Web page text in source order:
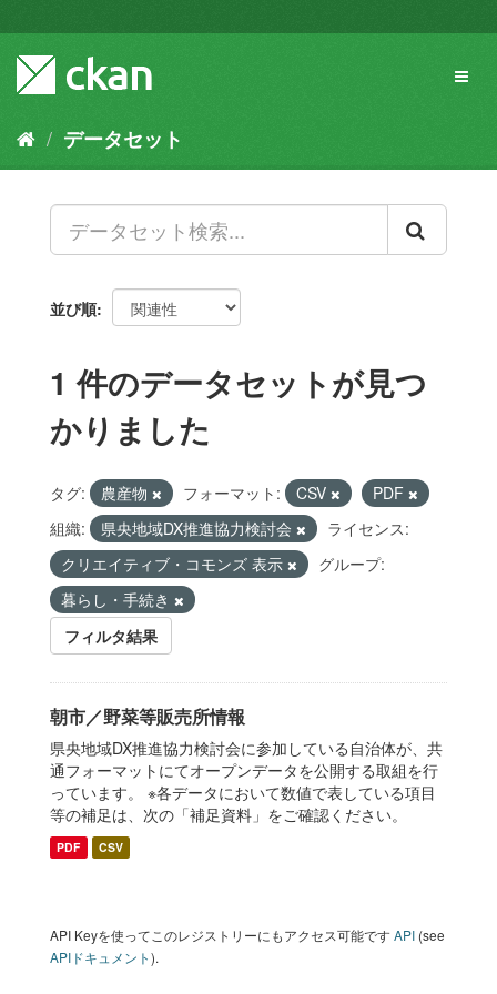
キ
容
データセット
並び順
1 件のデータセットが見つ
かりました
タグ: 農産物 フォーマット: CSV
PDF
組織:
県央地域DX推進協力検討会
ライセンス:
クリエイティブ・コモンズ 表示
グループ:
暮らし・手続き
フィルタ結果
朝市／野菜等販売所情報
県央地域DX推進協力検討会に参加している自治体が、共
通フォーマットにてオープンデータを公開する取組を行
っています。 ※各データにおいて数値で表している項目
等の補足は、次の「補足資料」をご確認ください。
PDF CSV
API Keyを使ってこのレジストリーにもアクセス可能ですAPI (see
APIドキュメント).